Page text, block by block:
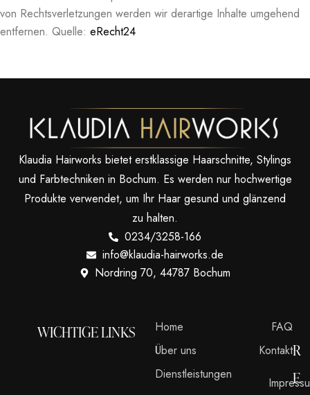
von Rechtsverletzungen werden wir derartige Inhalte umgehend
entfernen. Quelle: eRecht24
Klaudia Hairworks bietet erstklassige Haarschnitte, Stylings
und Farbtechniken in Bochum. Es werden nur hochwertige
Produkte verwendet, um Ihr Haar gesund und glänzend
zu halten.
0234/3258-166
info@klaudia-hairworks.de
Nordring 70, 44787 Bochum
WICHTIGE LINKS
Home
Über uns
Dienstleistungen
FAQ
KontaktR
E